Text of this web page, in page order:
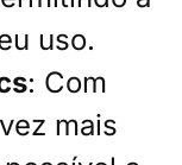
uso.
: Com
mais